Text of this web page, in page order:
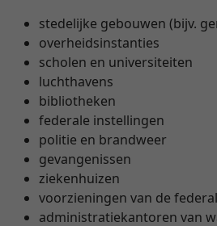
stedelijke gebouwen (bijv.
overheidsinstanties
scholen en universiteiten
luchthavens
bibliotheken
federale instellingen
politie en brandweer
gevangenissen
ziekenhuizen
voorzieningen van de
administratiekantoren van